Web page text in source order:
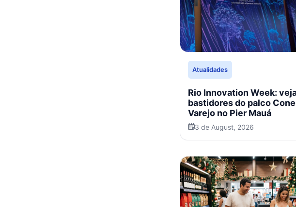
Atualidades
Rio Innovation Week:
bastidores do palco
Varejo no Pier Mauá
3 de August, 2026